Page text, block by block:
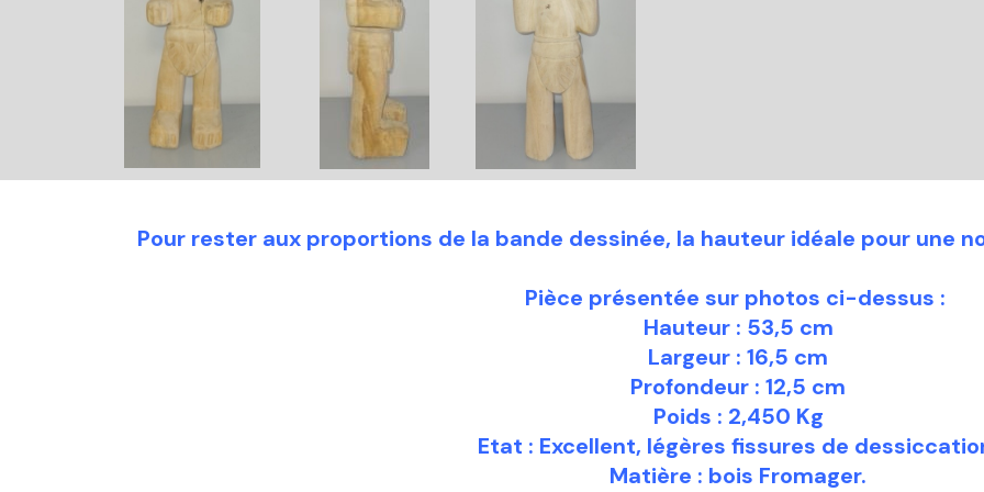
Pour rester aux proportions de la bande dessinée, la hauteur idéale pour une
Pièce présentée sur photos ci-dessus :
Hauteur : 53,5 cm
Largeur : 16,5 cm
Profondeur : 12,5 cm
Poids : 2,450 Kg
Etat : Excellent, légères fissures de
Matière : bois Fromager.